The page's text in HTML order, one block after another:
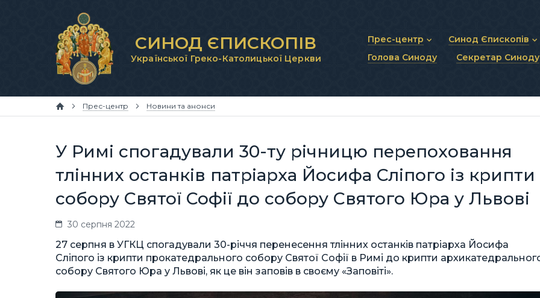
СИНОД ЄПИСКОПІВ
Української Греко-Католицької Церкви
Прес-центр
Новини та анонси
Синод Єпископів
Статут Синоду
Синодальні органи
Голова Синоду Секретар Синоду
Прес-центр Новини та анонси
У Римі спогадували 30-ту річницю перепоховання
тлінних останків патріарха Йосифа Сліпого із крипти
собору Святої Софії до собору Святого Юра у Львові
30 серпня 2022
27 серпня в УГКЦ спогадували 30-річчя перенесення тлінних останків патріарха Йосифа
Сліпого із крипти прокатедрального собору Святої Софії в Римі до крипти
собору Святого Юра у Львові, як це він заповів в своєму «Заповіті».